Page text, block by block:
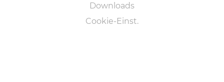
Downloads
Cookie-Einst.